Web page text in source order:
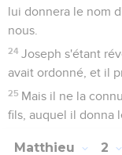
lui donnera le nom
nous.
24 Joseph s'étant
avait ordonné, et il
25 Mais il ne la
fils, auquel il donna
Matthieu 2